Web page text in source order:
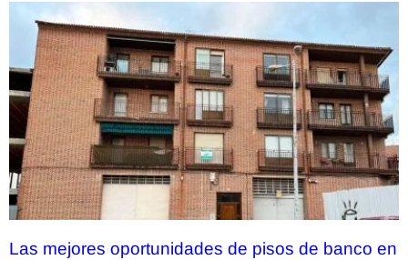
Las mejores oportunidades de pisos de banco en